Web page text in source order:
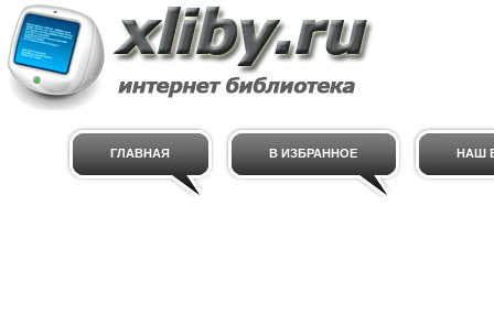
ГЛАВНАЯ В ИЗБРАННОЕ НАШ